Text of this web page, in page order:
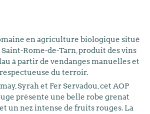
en agriculture biologique situé
Rome-de-Tarn, produit des vins
à partir de vendanges manuelles et
du terroir.
Syrah et Fer Servadou, cet AOP
présente une belle robe grenat
un nez intense de fruits rouges. La